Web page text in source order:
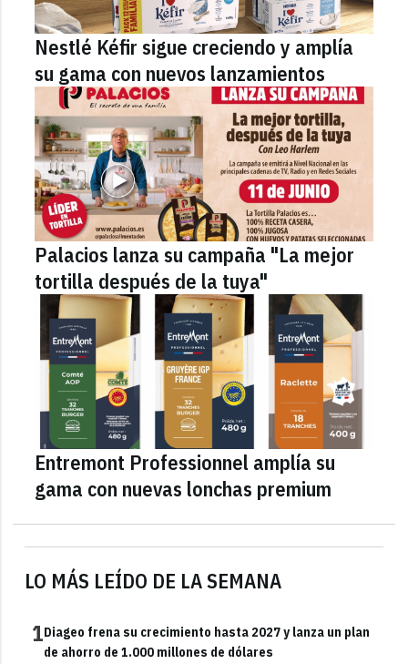
LO MÁS LEÍDO DE LA SEMANA
1Diageo frena su crecimiento hasta 2027 y lanza un plan
de ahorro de 1.000 millones de dólares
Nestlé Kéfir sigue creciendo y amplía
su gama con nuevos lanzamientos
Palacios lanza su campaña "La mejor
tortilla después de la tuya"
Entremont Professionnel amplía su
gama con nuevas lonchas premium